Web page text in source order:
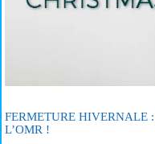
FERMETURE
L’OMR !